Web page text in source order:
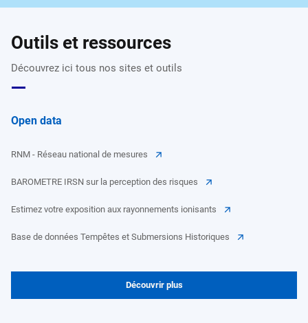
Outils et ressources
Découvrez ici tous nos sites et outils
Open data
RNM - Réseau national de mesures
BAROMETRE IRSN sur la perception des risques
Estimez votre exposition aux rayonnements ionisants
Base de données Tempêtes et Submersions Historiques
Découvrir plus